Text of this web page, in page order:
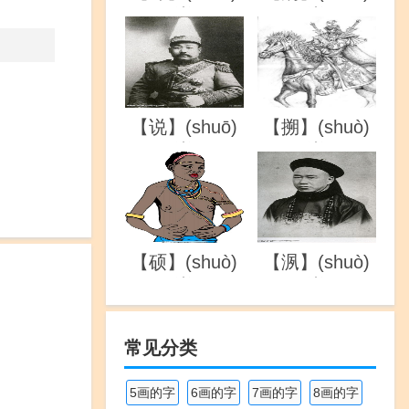
的详解
的详解
【说】(shuō)
的详解
【搠】(shuò)
的详解
【硕】(shuò)
【洬】(shuò)
常见分类
5画的字 6画的字 7画的字 8画的字